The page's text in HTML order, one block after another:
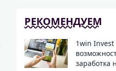
РЕКОМЕНДУЕМ
1win Invest
заработка